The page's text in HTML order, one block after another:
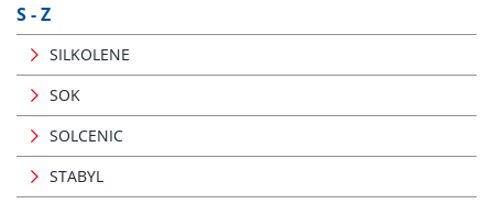
S - Z
SILKOLENE
SOK
SOLCENIC
STABYL